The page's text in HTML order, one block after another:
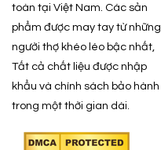
toàn tại Việt Nam. Các sản
phẩm được may tay từ những
người thợ khéo léo bậc nhất,
Tất cả chất liệu được nhập
khẩu và chính sách bảo hành
trong một thời gian dài.